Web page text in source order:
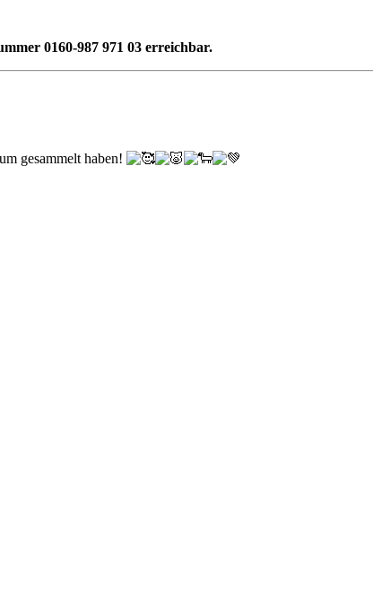
0160-987 971 03 erreichbar.
gesammelt haben!